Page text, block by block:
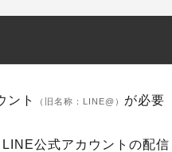
ント （旧名称：LINE@） が必要
公式アカウントの配信